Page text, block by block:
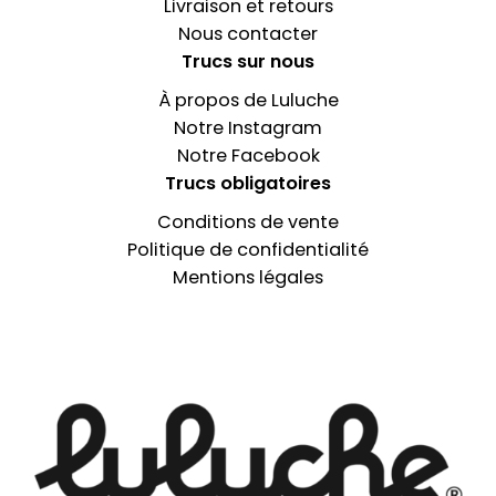
Livraison et retours
Nous contacter
Trucs sur nous
À propos de Luluche
Notre Instagram
Notre Facebook
Trucs obligatoires
Conditions de vente
Politique de confidentialité
Mentions légales